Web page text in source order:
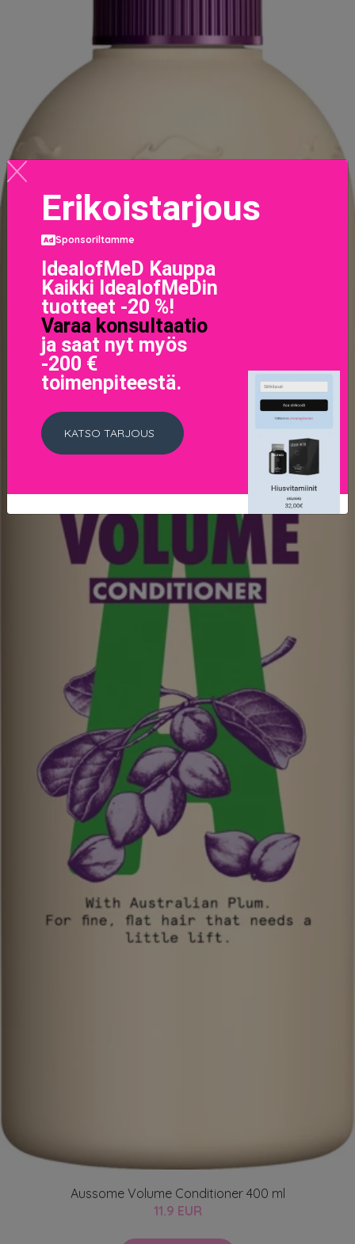
Aussome Volume Conditioner 400 ml
11.9 EUR
Erikoistarjous
Sponsoriltamme
IdealofMeD Kauppa
Kaikki IdealofMeDin
tuotteet -20 %!
Varaa konsultaatio
ja saat nyt myös
-200 €
toimenpiteestä.
KATSO TARJOUS